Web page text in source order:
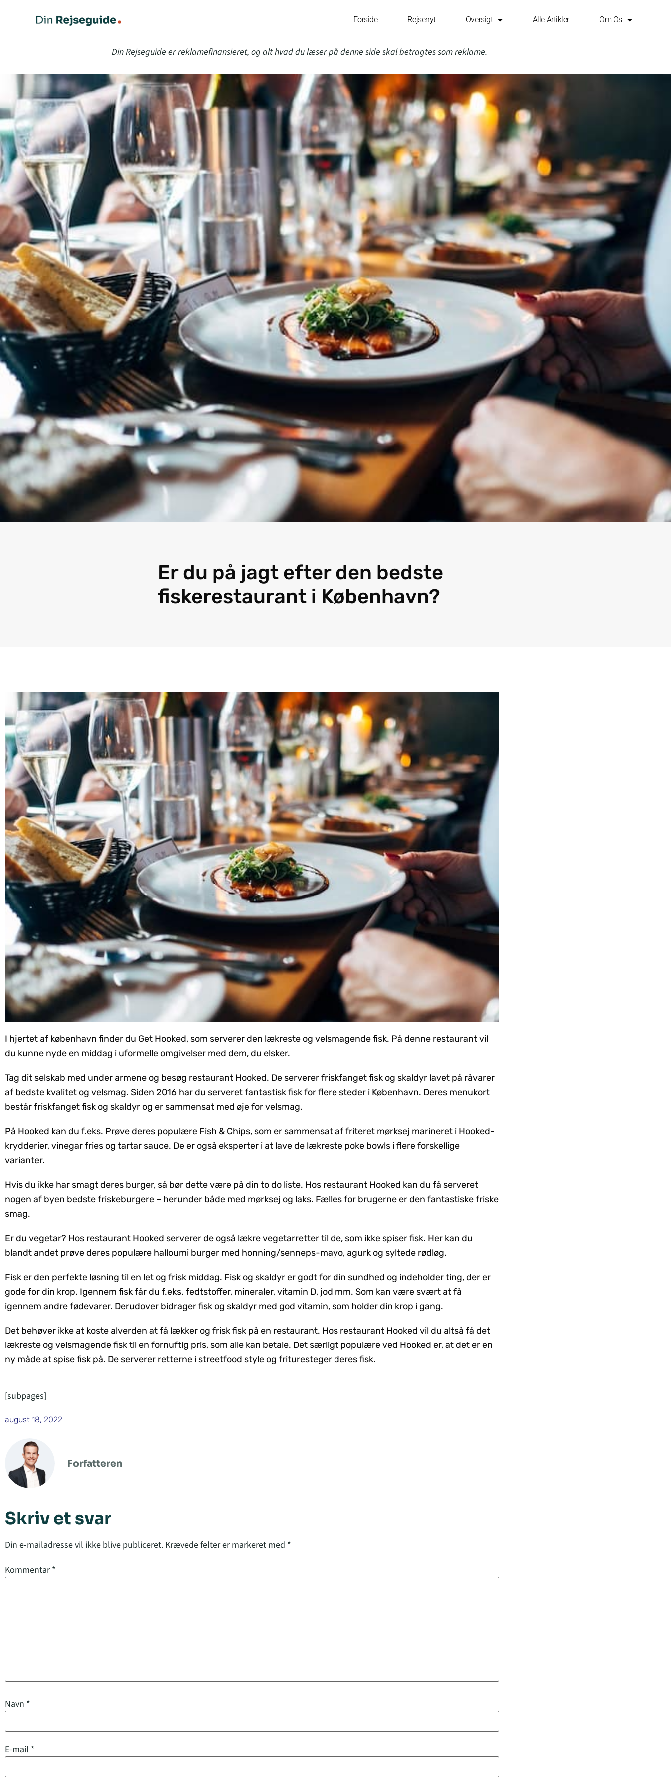
Forside Rejsenyt Oversigt Alle Artikler Om Os
Din Rejseguide er reklamefinansieret, og alt hvad du læser på denne side skal betragtes som reklame.
Er du på jagt efter den bedste
fiskerestaurant i København?
I hjertet af københavn finder du Get Hooked, som serverer den lækreste og velsmagende fisk. På denne restaurant vil
du kunne nyde en middag i uformelle omgivelser med dem, du elsker.
Tag dit selskab med under armene og besøg restaurant Hooked. De serverer friskfanget fisk og skaldyr lavet på råvarer
af bedste kvalitet og velsmag. Siden 2016 har du serveret fantastisk fisk for flere steder i København. Deres menukort
består friskfanget fisk og skaldyr og er sammensat med øje for velsmag.
På Hooked kan du f.eks. Prøve deres populære Fish & Chips, som er sammensat af friteret mørksej marineret i Hooked-
krydderier, vinegar fries og tartar sauce. De er også eksperter i at lave de lækreste poke bowls i flere forskellige
varianter.
Hvis du ikke har smagt deres burger, så bør dette være på din to do liste. Hos restaurant Hooked kan du få serveret
nogen af byen bedste friskeburgere – herunder både med mørksej og laks. Fælles for brugerne er den fantastiske friske
smag.
Er du vegetar? Hos restaurant Hooked serverer de også lækre vegetarretter til de, som ikke spiser fisk. Her kan du
blandt andet prøve deres populære halloumi burger med honning/senneps-mayo, agurk og syltede rødløg.
Fisk er den perfekte løsning til en let og frisk middag. Fisk og skaldyr er godt for din sundhed og indeholder ting, der er
gode for din krop. Igennem fisk får du f.eks. fedtstoffer, mineraler, vitamin D, jod mm. Som kan være svært at få
igennem andre fødevarer. Derudover bidrager fisk og skaldyr med god vitamin, som holder din krop i gang.
Det behøver ikke at koste alverden at få lækker og frisk fisk på en restaurant. Hos restaurant Hooked vil du altså få det
lækreste og velsmagende fisk til en fornuftig pris, som alle kan betale. Det særligt populære ved Hooked er, at det er en
ny måde at spise fisk på. De serverer retterne i streetfood style og frituresteger deres fisk.
[subpages]
august 18, 2022
Forfatteren
Skriv et svar
Din e-mailadresse vil ikke blive publiceret. Krævede felter er markeret med *
Kommentar*
Navn *
E-mail *